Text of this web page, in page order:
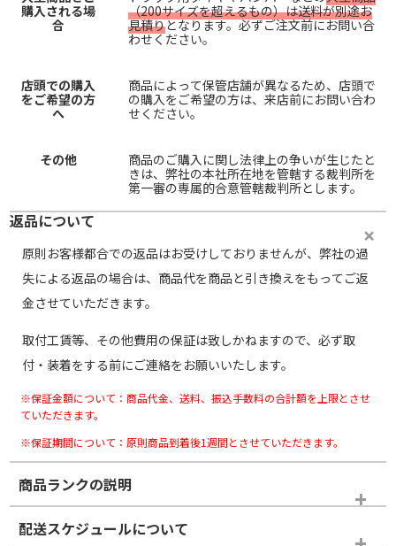
購入される場
合
（200サイズを超えるもの）は送料が別途お
見積りとなります。必ずご注文前にお問い合
わせください。
店頭での購入
をご希望の方
へ
商品によって保管店舗が異なるため、店頭で
の購入をご希望の方は、来店前にお問い合わ
せください。
その他
商品のご購入に関し法律上の争いが生じたと
きは、弊社の本社所在地を管轄する裁判所を
第一審の専属的合意管轄裁判所とします。
返品について
原則お客様都合での返品はお受けしておりませんが、弊社の過
失による返品の場合は、商品代を商品と引き換えをもってご返
金させていただきます。
取付工賃等、その他費用の保証は致しかねますので、必ず取
付・装着をする前にご連絡をお願いいたします。
※保証金額について：商品代金、送料、振込手数料の合計額を上限とさせ
ていただきます。
※保証期間について：原則商品到着後1週間とさせていただきます。
商品ランクの説明
※商品ランクは出品者の主観により判断しておりますので、あら
かじめご了承ください。
配送スケジュールについて